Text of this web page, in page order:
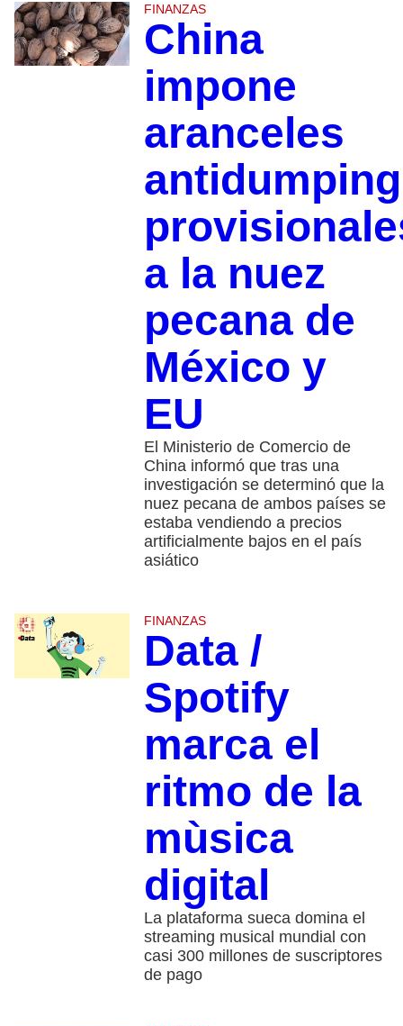
FINANZAS
China
impone
aranceles
antidumping
a la nuez
pecana de
México y
EU
El Ministerio de Comercio de
China informó que tras una
investigación se determinó que la
nuez pecana de ambos países se
estaba vendiendo a precios
artificialmente bajos en el país
asiático
FINANZAS
Data /
Spotify
marca el
ritmo de la
mùsica
digital
La plataforma sueca domina el
streaming musical mundial con
casi 300 millones de suscriptores
de pago